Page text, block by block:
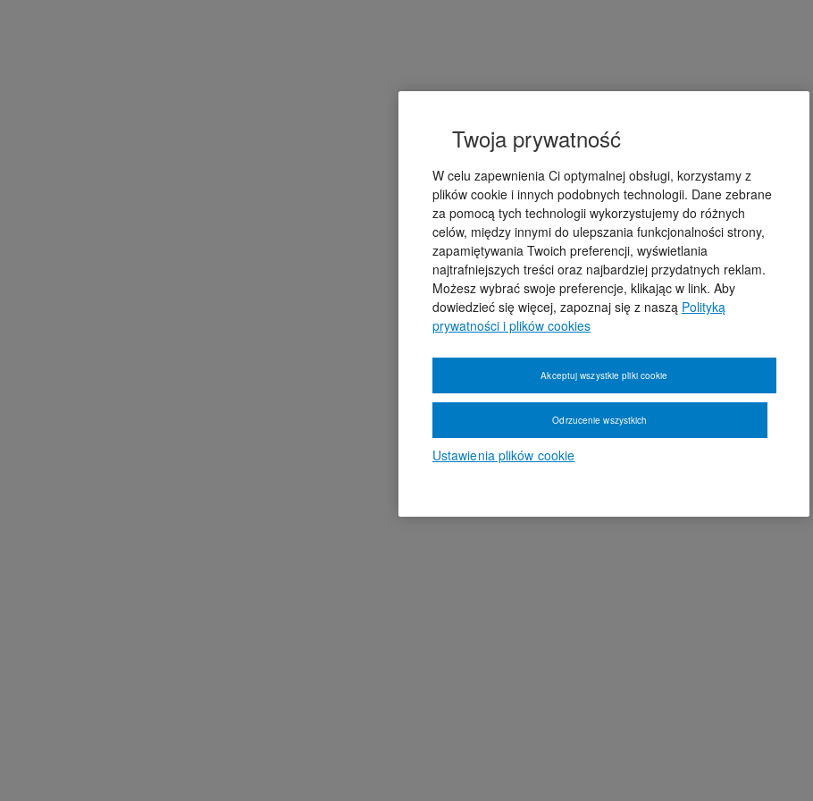
Twoja prywatność
W celu zapewnienia Ci optymalnej obsługi, korzystamy z
plików cookie i innych podobnych technologii. Dane zebrane
za pomocą tych technologii wykorzystujemy do różnych
celów, między innymi do ulepszania funkcjonalności strony,
zapamiętywania Twoich preferencji, wyświetlania
najtrafniejszych treści oraz najbardziej przydatnych reklam.
Możesz wybrać swoje preferencje, klikając w link. Aby
dowiedzieć się więcej, zapoznaj się z naszą Polityką
prywatności i plików cookies
Ustawienia plików cookie
Odrzucenie wszystkich
Akceptuj wszystkie pliki cookie